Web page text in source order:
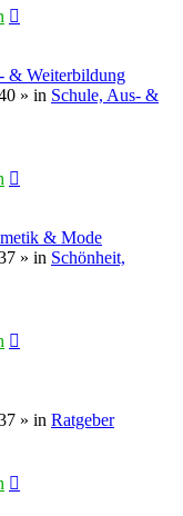
& Weiterbildung
» in Schule, Aus- &
& Mode
» in Schönheit,
» in Ratgeber